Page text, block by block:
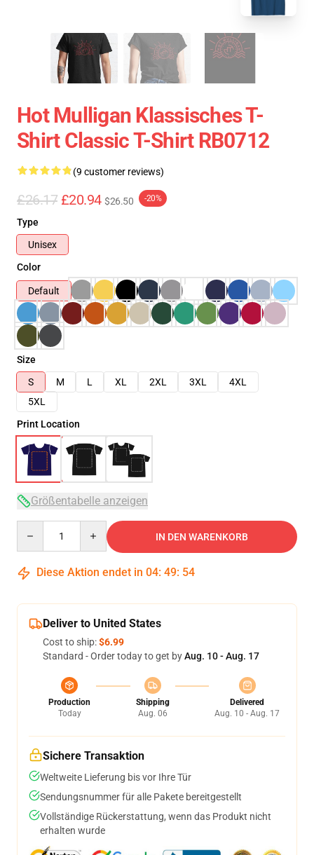
Hot Mulligan Klassisches T-
Shirt Classic T-Shirt RB0712
(9 customer reviews)
£26.17 £20.94 $26.50 -20%
Type
Unisex
Color
Default
Size
S
M L XL 2XL 3XL
4XL
5XL
Print Location
Größentabelle anzeigen
IN DEN WARENKORB
Diese Aktion endet in 04: 49: 53
Deliver to United States
Cost to ship:$6.99
Standard - Order today to get byAug. 10 - Aug. 17
Production
Today
Shipping
Aug. 06
Delivered
Aug. 10 - Aug. 17
Sichere Transaktion
Weltweite Lieferung bis vor Ihre Tür
Sendungsnummer für alle Pakete bereitgestellt
Vollständige Rückerstattung, wenn das Produkt nicht
erhalten wurde